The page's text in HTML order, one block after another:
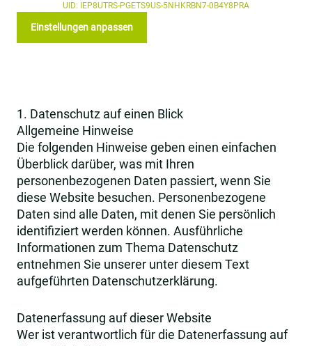
UID: IEP8UTRS-PGETS9US-5NHKRBN7-0B4Y8PRA
Einstellungen anpassen
1. Datenschutz auf einen Blick
Allgemeine Hinweise
Die folgenden Hinweise geben einen einfachen
Überblick darüber, was mit Ihren
personenbezogenen Daten passiert, wenn Sie
diese Website besuchen. Personenbezogene
Daten sind alle Daten, mit denen Sie persönlich
identifiziert werden können. Ausführliche
Informationen zum Thema Datenschutz
entnehmen Sie unserer unter diesem Text
aufgeführten Datenschutzerklärung.
Datenerfassung auf dieser Website
Wer ist verantwortlich für die Datenerfassung auf